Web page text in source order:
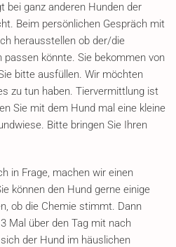
bei ganz anderen Hunden der
Beim persönlichen Gespräch mit
herausstellen ob der/die
könnte. Sie bekommen von
bitte ausfüllen. Wir möchten
zu tun haben. Tiervermittlung ist
Sie mit dem Hund mal eine kleine
Bitte bringen Sie Ihren
in Frage, machen wir einen
können den Hund gerne einige
ob die Chemie stimmt. Dann
Mal über den Tag mit nach
der Hund im häuslichen